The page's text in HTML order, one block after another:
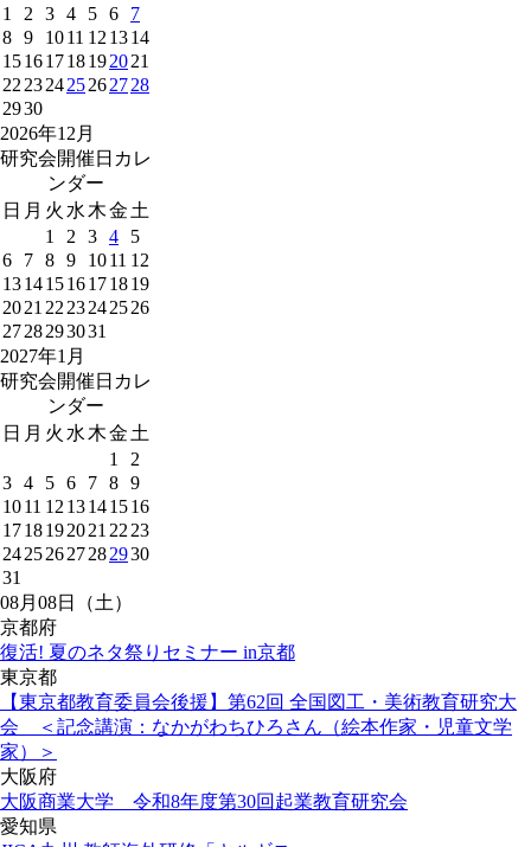
1
2 3 4 5 6
7
8 9 1011 12 1314
15161718192021
22 232425262728
2930
2026年12月
研究会開催日カレ
ンダー
日 月 火 水 木金 土
1
2 3 4
5
6
7 8 9 1011 12
13141516171819
2021 22 23242526
2728293031
2027年1月
研究会開催日カレ
ンダー
日 月 火 水 木金 土
1
2
3 4 5 6 7 8 9
1011 12 13141516
1718192021 22 23
24252627282930
31
08月08日（土）
京都府
復活! 夏のネタ祭りセミナー in京都
東京都
【東京都教育委員会後援】第62回 全国図工・美術教育研究大
会 ＜記念講演：なかがわちひろさん（絵本作家・児童文学
家）＞
大阪府
大阪商業大学 令和8年度第30回起業教育研究会
愛知県